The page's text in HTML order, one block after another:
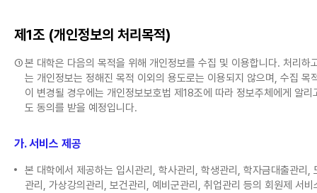
제1조 (개인정보의 처리목적)
①본 대학은 다음의 목적을 위해 개인정보를 수집 및 이용합니다. 처리하
는 개인정보는 정해진 목적 이외의 용도로는 이용되지 않으며, 수집 목
이 변경될 경우에는 개인정보보호법 제18조에 따라 정보주체에게 알리
도 동의를 받을 예정입니다.
가. 서비스 제공
본 대학에서 제공하는 입시관리, 학사관리, 학생관리, 학자금대출관리,
관리, 가상강의관리, 보건관리, 예비군관리, 취업관리 등의 회원제 서비